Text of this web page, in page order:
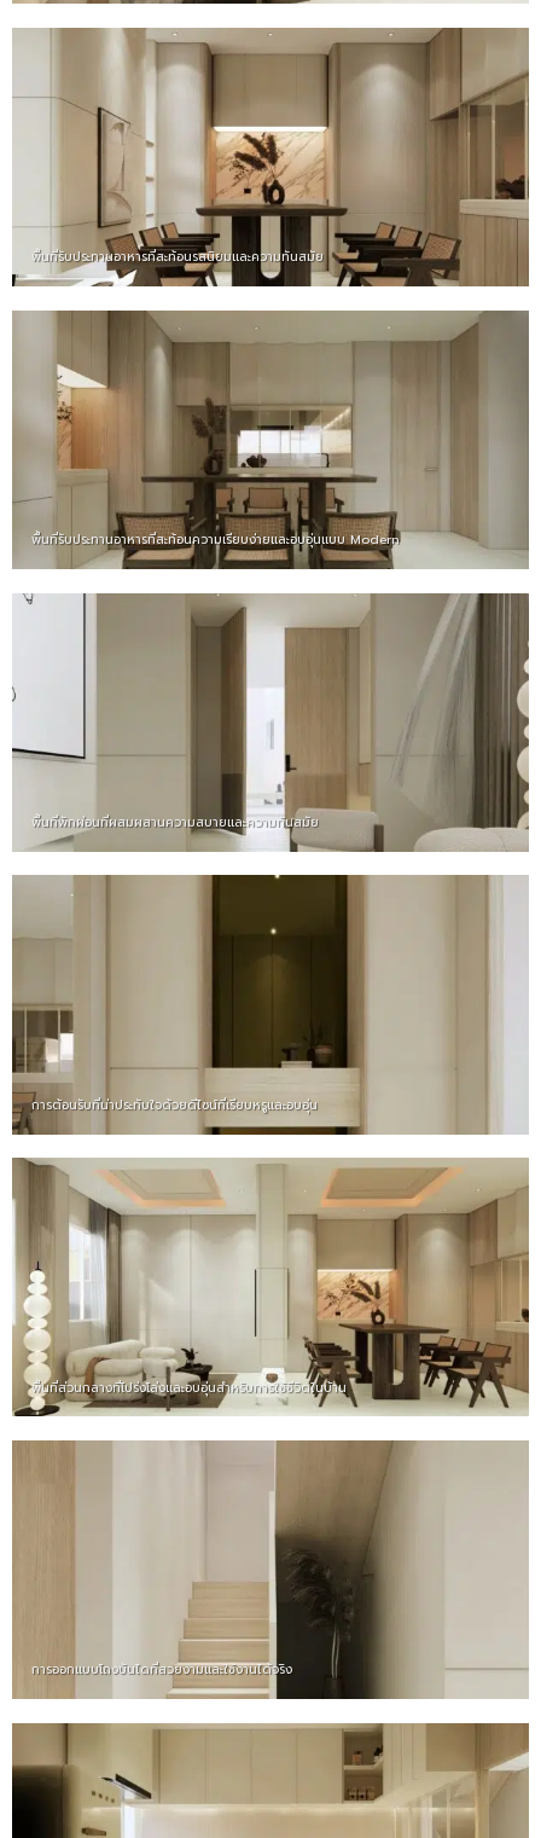
พื้นที่รับประทานอาหารที่สะท้อนรสนิยมและความทันสมัย
พื้นที่รับประทานอาหารที่สะท้อนความเรียบง่ายและอบอุ่นแบบ Modern
พื้นที่พักผ่อนที่ผสมผสานความสบายและความทันสมัย
การต้อนรับที่น่าประทับใจด้วยดีไซน์ที่เรียบหรูและอบอุ่น
พื้นที่ส่วนกลางที่โปร่งโล่งและอบอุ่นสำหรับการใช้ชีวิตในบ้าน
การออกแบบโถงบันไดที่สวยงามและใช้งานได้จริง